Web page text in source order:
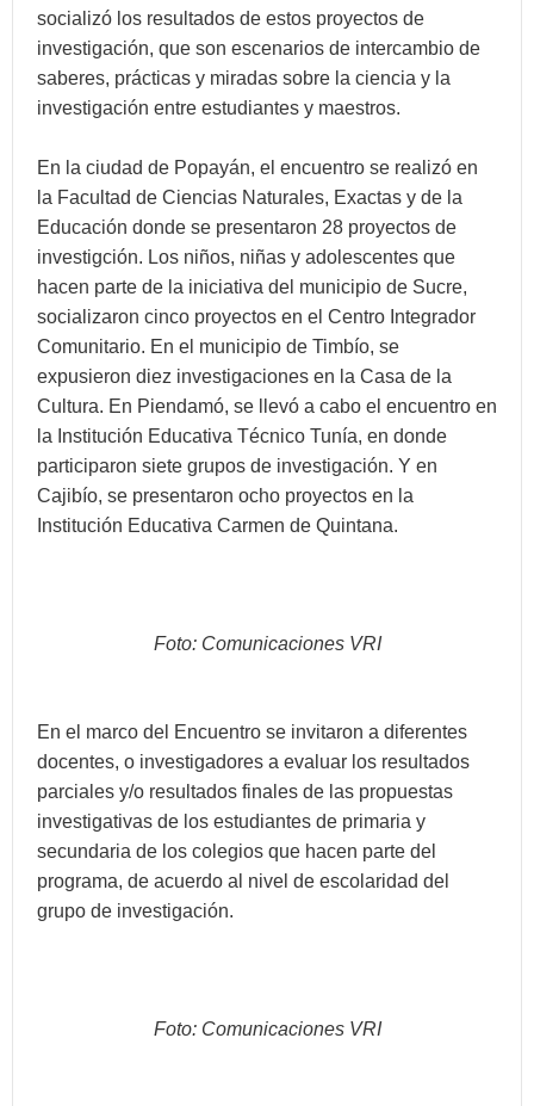
socializó los resultados de estos proyectos de
investigación, que son escenarios de intercambio de
saberes, prácticas y miradas sobre la ciencia y la
investigación entre estudiantes y maestros.
En la ciudad de Popayán, el encuentro se realizó en
la Facultad de Ciencias Naturales, Exactas y de la
Educación donde se presentaron 28 proyectos de
investigción. Los niños, niñas y adolescentes que
hacen parte de la iniciativa del municipio de Sucre,
socializaron cinco proyectos en el Centro Integrador
Comunitario. En el municipio de Timbío, se
expusieron diez investigaciones en la Casa de la
Cultura. En Piendamó, se llevó a cabo el encuentro en
la Institución Educativa Técnico Tunía, en donde
participaron siete grupos de investigación. Y en
Cajibío, se presentaron ocho proyectos en la
Institución Educativa Carmen de Quintana.
Foto: Comunicaciones VRI
En el marco del Encuentro se invitaron a diferentes
docentes, o investigadores a evaluar los resultados
parciales y/o resultados finales de las propuestas
investigativas de los estudiantes de primaria y
secundaria de los colegios que hacen parte del
programa, de acuerdo al nivel de escolaridad del
grupo de investigación.
Foto: Comunicaciones VRI